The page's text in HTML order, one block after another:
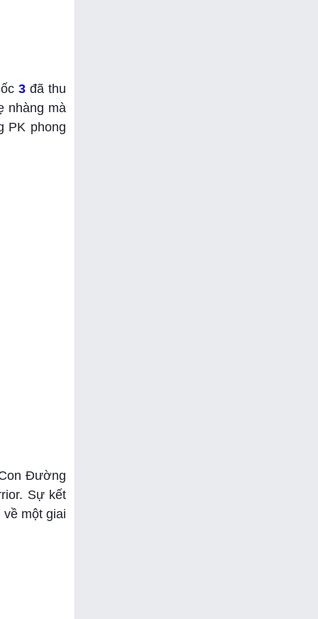
3 đã thu
nhàng mà
PK phong
Đường
Sự kết
một giai